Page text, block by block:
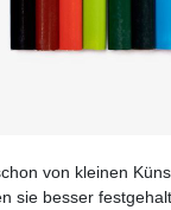
von kleinen
sie besser